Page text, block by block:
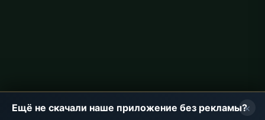
×
Ещё не скачали наше приложение без рекламы?